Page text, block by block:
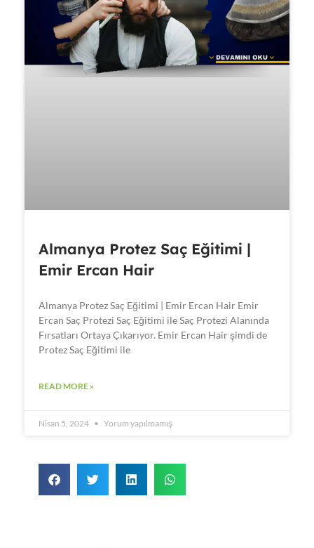
Almanya Protez Saç Eğitimi |
Emir Ercan Hair
Almanya Protez Saç Eğitimi | Emir Ercan Hair Emir
Ercan Saç Protezi Saç Eğitimi ile Saç Protezi Alanında
Fırsatları Ortaya Çıkarıyor. Emir Ercan Hair şimdi de
Protez Saç Eğitimi ile
READ MORE »
Nisan 5, 2024 Yorum yapılmamış